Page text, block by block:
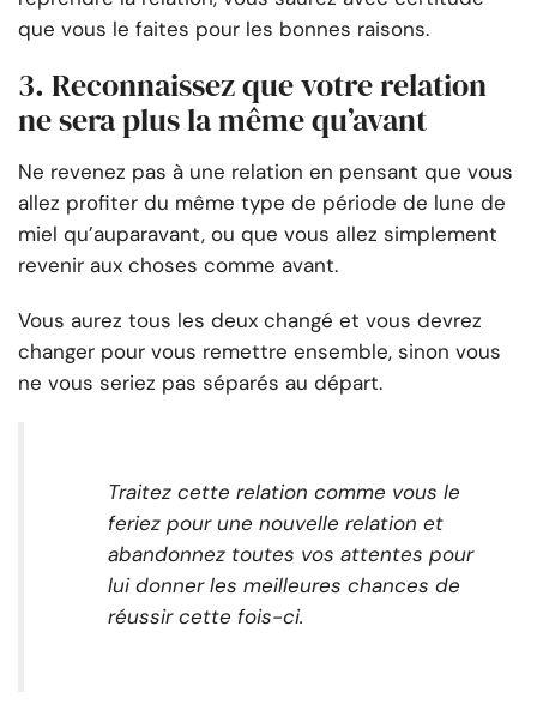
que vous le faites pour les bonnes raisons.
3. Reconnaissez que votre relation
ne sera plus la même qu’avant
Ne revenez pas à une relation en pensant que vous
allez profiter du même type de période de lune de
miel qu’auparavant, ou que vous allez simplement
revenir aux choses comme avant.
Vous aurez tous les deux changé et vous devrez
changer pour vous remettre ensemble, sinon vous
ne vous seriez pas séparés au départ.
Traitez cette relation comme vous le
feriez pour une nouvelle relation et
abandonnez toutes vos attentes pour
lui donner les meilleures chances de
réussir cette fois-ci.